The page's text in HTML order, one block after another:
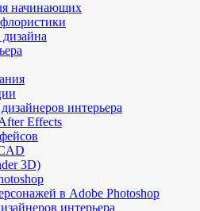
начинающих
интерьера
Effects
3D)
в Adobe Photoshop
интерьера